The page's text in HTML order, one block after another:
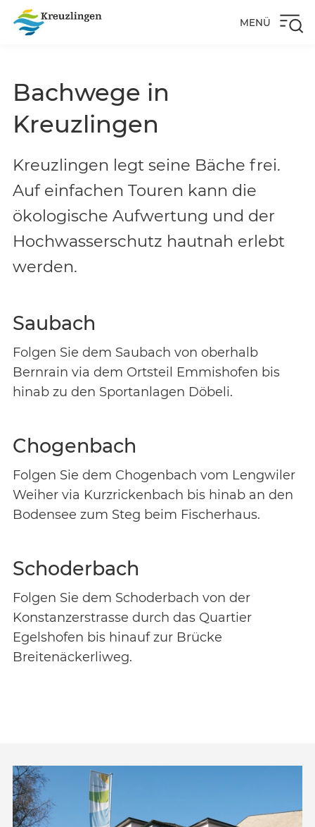
MENÜ
Bachwege in
Kreuzlingen
Kreuzlingen legt seine Bäche frei.
Auf einfachen Touren kann die
ökologische Aufwertung und der
Hochwasserschutz hautnah erlebt
werden.
Saubach
Folgen Sie dem Saubach von oberhalb
Bernrain via dem Ortsteil Emmishofen bis
hinab zu den Sportanlagen Döbeli.
Chogenbach
Folgen Sie dem Chogenbach vom Lengwiler
Weiher via Kurzrickenbach bis hinab an den
Bodensee zum Steg beim Fischerhaus.
Schoderbach
Folgen Sie dem Schoderbach von der
Konstanzerstrasse durch das Quartier
Egelshofen bis hinauf zur Brücke
Breitenäckerliweg.